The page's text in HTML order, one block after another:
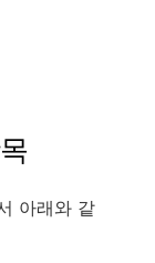
아래와 같